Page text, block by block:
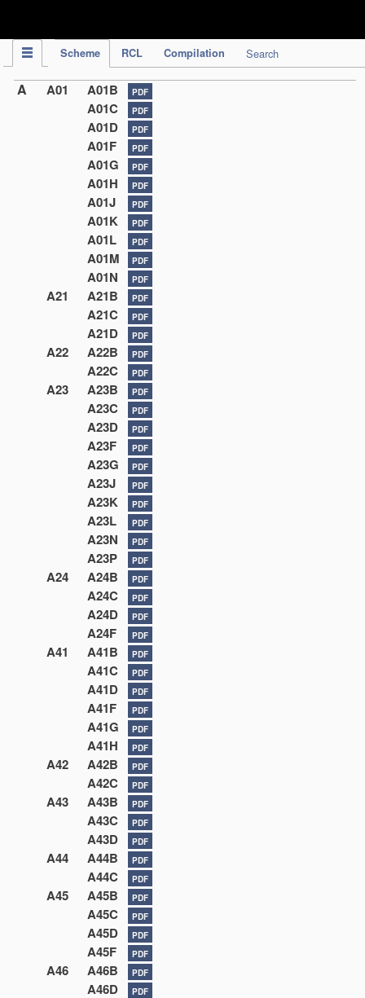
Scheme RCL Compilation Search
A A01 A01B PDF
A01C PDF
A01D PDF
A01F PDF
A01G PDF
A01H PDF
A01J PDF
A01K PDF
A01L PDF
A01M PDF
A01N PDF
A21 A21B PDF
A21C PDF
A21D PDF
A22 A22B PDF
A22C PDF
A23 A23B PDF
A23C PDF
A23D PDF
A23F PDF
A23G PDF
A23J PDF
A23K PDF
A23L PDF
A23N PDF
A23P PDF
A24 A24B PDF
A24C PDF
A24D PDF
A24F PDF
A41 A41B PDF
A41C PDF
A41D PDF
A41F PDF
A41G PDF
A41H PDF
A42 A42B PDF
A42C PDF
A43 A43B PDF
A43C PDF
A43D PDF
A44 A44B PDF
A44C PDF
A45 A45B PDF
A45C PDF
A45D PDF
A45F PDF
A46 A46B PDF
A46D PDF